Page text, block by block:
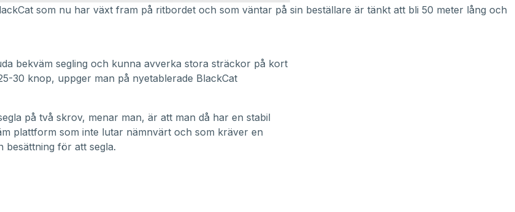
som nu har växt fram på ritbordet och som väntar på sin beställare är tänkt att bli 50 meter lång och
bekväm segling och kunna avverka stora sträckor på kort
30 knop, uppger man på nyetablerade BlackCat
på två skrov, menar man, är att man då har en stabil
plattform som inte lutar nämnvärt och som kräver en
besättning för att segla.